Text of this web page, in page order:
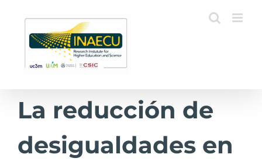
contenido
La reducción de
desigualdades en